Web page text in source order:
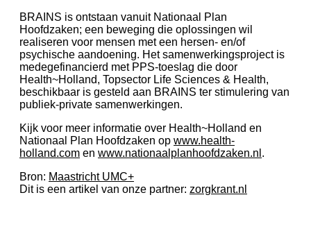
BRAINS is ontstaan vanuit Nationaal Plan
Hoofdzaken; een beweging die oplossingen wil
realiseren voor mensen met een hersen- en/of
psychische aandoening. Het samenwerkingsproject is
medegefinancierd met PPS-toeslag die door
Health~Holland, Topsector Life Sciences & Health,
beschikbaar is gesteld aan BRAINS ter stimulering van
publiek-private samenwerkingen.
Kijk voor meer informatie over Health~Holland en
Nationaal Plan Hoofdzaken op www.health-
holland.com en www.nationaalplanhoofdzaken.nl .
Bron: Maastricht UMC+
Dit is een artikel van onze partner: zorgkrant.nl